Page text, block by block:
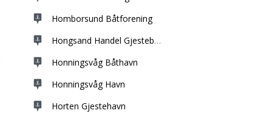
Homborsund Båtforening
Hongsand Handel Gjestebrygge
Honningsvåg Båthavn
Honningsvåg Havn
Horten Gjestehavn